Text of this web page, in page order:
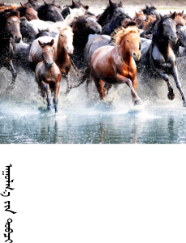
 